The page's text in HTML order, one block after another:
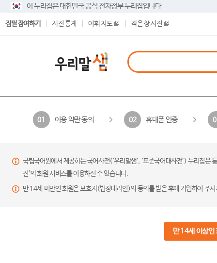
이 누리집은 대한민국 공식 전자정부 누리집입니다.
집필 참여하기 사전 통계 어휘 지도 작은 창 사전
01 이용 약관 동의 02 휴대폰 인증
국립국어원에서 제공하는 국어사전(‘우리말샘’, ‘표준국어대사전’) 누리집
전’의 회원 서비스를 이용하실 수 있습니다.
만 14세 미만인 회원은 보호자(법정대리인)의 동의를 받은 후에 가입하여 주
만 14세 이상인